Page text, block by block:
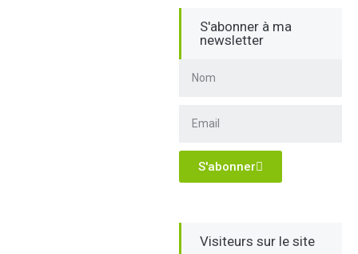
S'abonner à ma
newsletter
S'abonner
Visiteurs sur le site